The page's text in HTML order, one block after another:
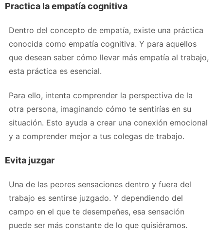
Practica la empatía cognitiva
Dentro del concepto de empatía, existe una práctica
conocida como empatía cognitiva. Y para aquellos
que desean saber cómo llevar más empatía al trabajo,
esta práctica es esencial.
Para ello, intenta comprender la perspectiva de la
otra persona, imaginando cómo te sentirías en su
situación. Esto ayuda a crear una conexión emocional
y a comprender mejor a tus colegas de trabajo.
Evita juzgar
Una de las peores sensaciones dentro y fuera del
trabajo es sentirse juzgado. Y dependiendo del
campo en el que te desempeñes, esa sensación
puede ser más constante de lo que quisiéramos.